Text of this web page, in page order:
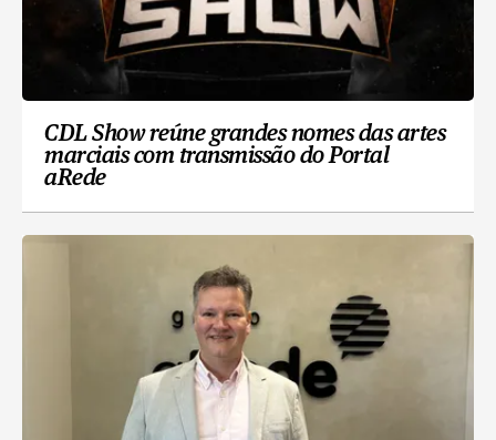
CDL Show reúne grandes nomes das artes
marciais com transmissão do Portal
aRede